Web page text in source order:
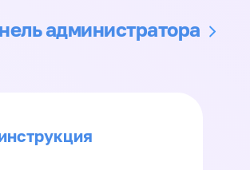
администратора